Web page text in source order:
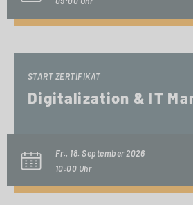
START ZERTIFIKAT
Digitalization & IT
Fr., 18. September 2026
10:00 Uhr